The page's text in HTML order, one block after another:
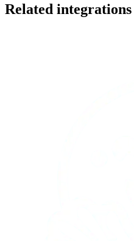
Related integrations